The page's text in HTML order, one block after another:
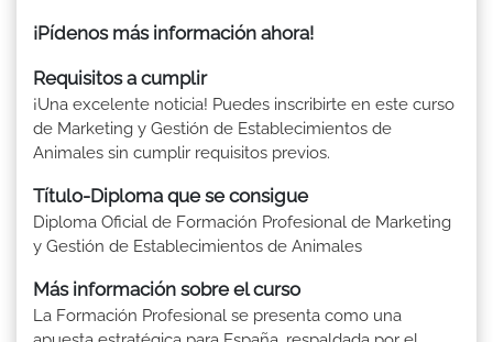
¡Pídenos más información ahora!
Requisitos a cumplir
¡Una excelente noticia! Puedes inscribirte en este curso
de Marketing y Gestión de Establecimientos de
Animales sin cumplir requisitos previos.
Título-Diploma que se consigue
Diploma Oficial de Formación Profesional de Marketing
y Gestión de Establecimientos de Animales
Más información sobre el curso
La Formación Profesional se presenta como una